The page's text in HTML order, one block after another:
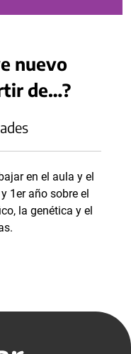
nuevo
de…?
en el aula y el
1er año sobre el
la genética y el